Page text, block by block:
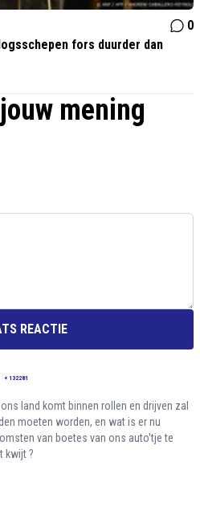
0
fors duurder dan
mening
REACTIE
+ 132281
land komt binnen rollen en drijven zal
moeten worden, en wat is er nu
van boetes van ons auto'tje te
kwijt ?